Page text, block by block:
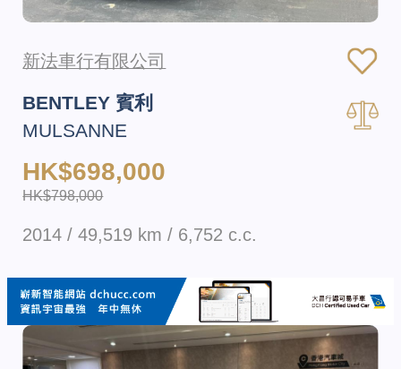
新法車行有限公司
BENTLEY 賓利
MULSANNE
HK$698,000
HK$798,000
2014 / 49,519 km / 6,752 c.c.